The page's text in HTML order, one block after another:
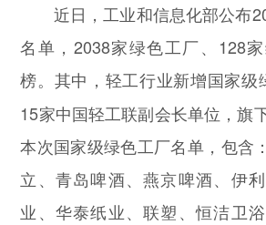
近日，工业和信息化部公布
名单，2038家绿色工厂、128
榜。其中， 轻工行业新增国家级
15家中国轻工联副会长单位，旗
本次国家级绿色工厂名单，包含
立、青岛啤酒、燕京啤酒、伊
业、华泰纸业、联塑、恒洁卫